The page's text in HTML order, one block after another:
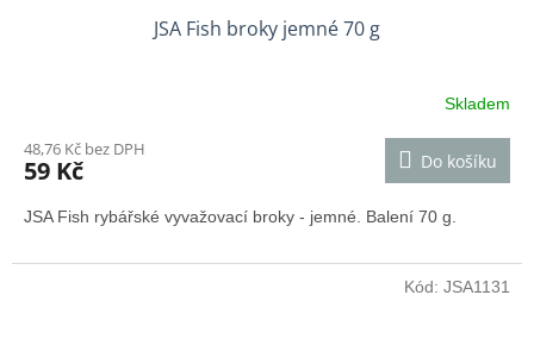
JSA Fish broky jemné 70 g
Skladem
48,76 Kč bez DPH
59 Kč Do košíku
JSA Fish rybářské vyvažovací broky - jemné. Balení 70 g.
Kód: JSA1131